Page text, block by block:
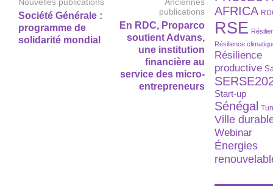
Société Générale :
programme de
solidarité mondial
publications
En RDC, Proparco
soutient Advans,
une institution
financière au
service des micro-
entrepreneurs
AFRICA
RSE
Résilience
Résilience
productive
Start-up
Sénégal
Ville
Webinar
Énergies